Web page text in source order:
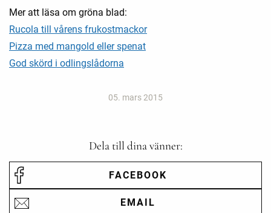
Mer att läsa om gröna blad:
Rucola till vårens frukostmackor
Pizza med mangold eller spenat
God skörd i odlingslådorna
05. mars 2015
Dela till dina vänner:
FACEBOOK
EMAIL